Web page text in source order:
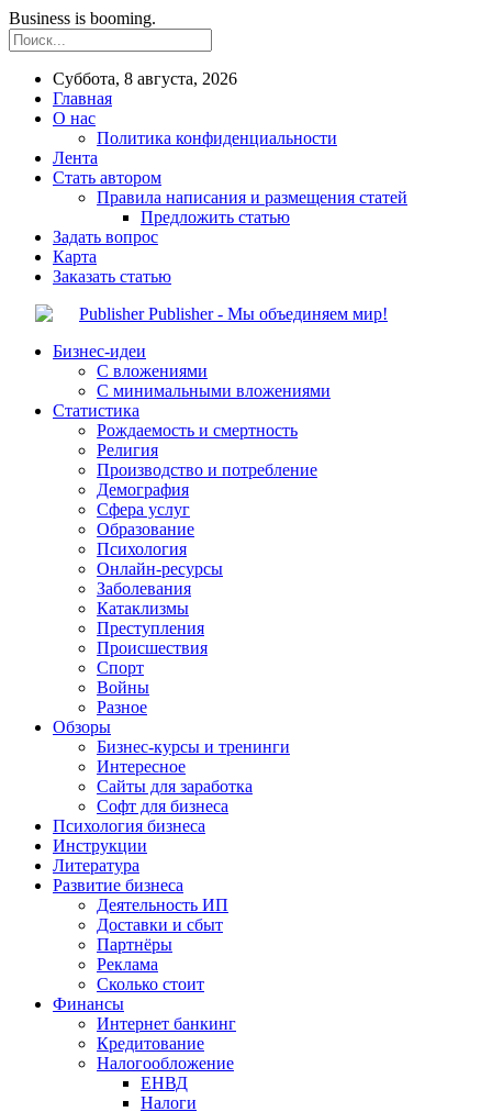
Business is booming.
Суббота, 8 августа, 2026
Главная
О нас
Политика конфиденциальности
Лента
Стать автором
Правила написания и размещения статей
Предложить статью
Задать вопрос
Карта
Заказать статью
Publisher - Мы объединяем мир!
Бизнес-идеи
С вложениями
С минимальными вложениями
Статистика
Рождаемость и смертность
Религия
Производство и потребление
Демография
Сфера услуг
Образование
Психология
Онлайн-ресурсы
Заболевания
Катаклизмы
Преступления
Происшествия
Спорт
Войны
Разное
Обзоры
Бизнес-курсы и тренинги
Интересное
Сайты для заработка
Софт для бизнеса
Психология бизнеса
Инструкции
Литература
Развитие бизнеса
Деятельность ИП
Доставки и сбыт
Партнёры
Реклама
Сколько стоит
Финансы
Интернет банкинг
Кредитование
Налогообложение
ЕНВД
Налоги